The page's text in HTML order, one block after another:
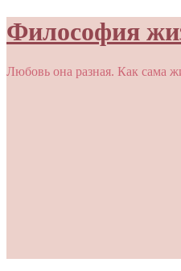
Философия
Любовь она разная. Как сама